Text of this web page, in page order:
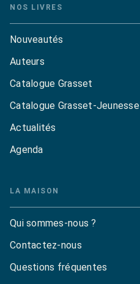
NOS LIVRES
Nouveautés
Auteurs
Catalogue Grasset
Catalogue Grasset-Jeunesse
Actualités
Agenda
LA MAISON
Qui sommes-nous ?
Contactez-nous
Questions fréquentes